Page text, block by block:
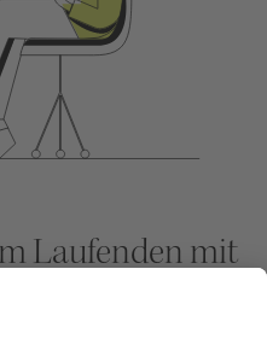
Laufenden mit
der SIKB